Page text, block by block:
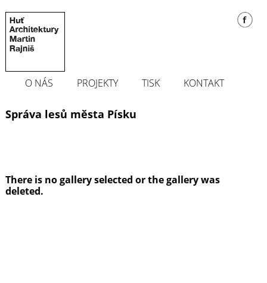
O NÁS PROJEKTY TISK KONTAKT
Správa lesů města Písku
There is no gallery selected or the gallery was
deleted.